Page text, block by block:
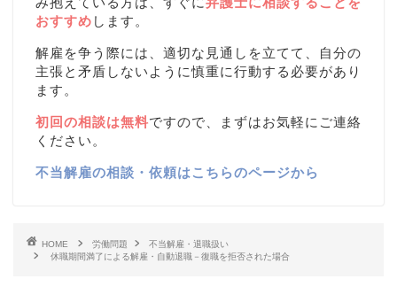
おすすめ します。
解雇を争う際には、適切な見通しを立てて、自分の
主張と矛盾しないように慎重に行動する必要があり
ます。
初回の相談は無料ですので、まずはお気軽にご連絡
ください。
不当解雇の相談・依頼はこちらのページから
HOME 労働問題
不当解雇・退職扱い
休職期間満了による解雇・自動退職－復職を拒否された場合